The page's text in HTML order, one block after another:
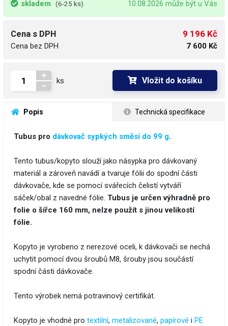
skladem (6-25 ks) 10.08.2026 může být u Vás
Cena s DPH
Cena bez DPH
9 196 Kč
7 600 Kč
ks Vložit do košíku
Popis Technická specifikace
Tubus pro dávkovač sypkých směsí do 99 g.
Tento tubus/kopyto slouží jako násypka pro dávkovaný
materiál a zároveň navádí a tvaruje fólii do spodní části
dávkovače, kde se pomocí svářecích čelistí vytváří
sáček/obal z navedné fólie. Tubus je určen výhradně pro
folie o šířce 160 mm, nelze použít s jinou velikostí
fólie.
Kopyto je vyrobeno z nerezové oceli, k dávkovači se nechá
uchytit pomocí dvou šroubů M8, šrouby jsou součástí
spodní části dávkovače.
​Tento výrobek nemá potravinový certifikát.
Kopyto je vhodné pro textilní, metalizované, papírové i PE